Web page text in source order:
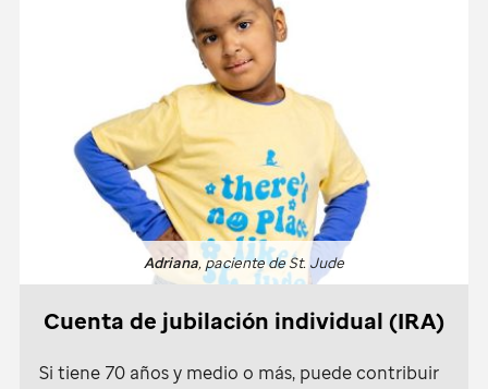
Adriana, paciente deSt. Jude
Cuenta de jubilación individual (IRA)
Si tiene 70 años y medio o más, puede contribuir